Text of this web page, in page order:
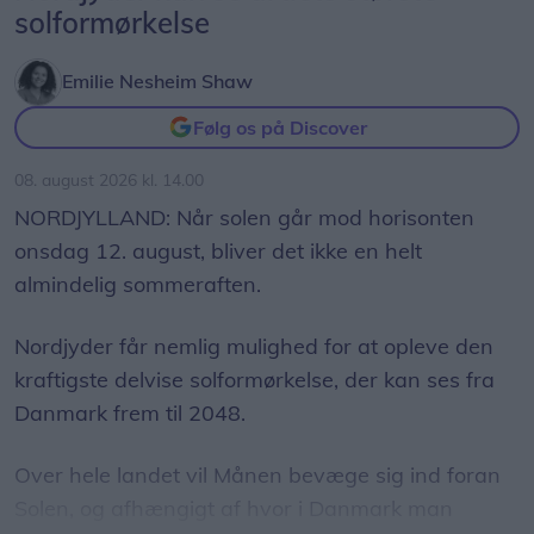
Myndighederne forbyder ikke borgere at holde sig
helt væk fra området. Men hvis man vil være i
området, anbefaler myndighederne, at borgere
"udviser særlig agtpågivenhed".
Minister for natur og dyrevelfærd Christian
Rabjerg Madsen (S) siger, at myndighederne
agerer efter et forsigtighedsprincip.
den skal være det på en ordentlig måde, kræver
det, at vi fra politisk hold og fra myndighedernes
side bruger de muligheder, vi har for at passe
godt på befolkningen, siger ministeren til
solformørkelse
Emilie Nesheim Shaw
Følg os på Discover
08. august 2026 kl. 14.00
NORDJYLLAND: Når solen går mod horisonten
onsdag 12. august, bliver det ikke en helt
almindelig sommeraften.
Nordjyder får nemlig mulighed for at opleve den
kraftigste delvise solformørkelse, der kan ses fra
Danmark frem til 2048.
Over hele landet vil Månen bevæge sig ind foran